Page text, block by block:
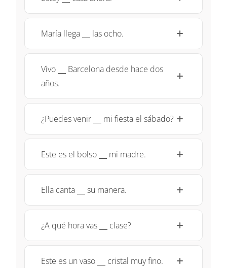
María llega \underline{~\;~}
las ocho.
Vivo \underline{~\;~}
Barcelona desde hace dos
años.
¿Puedes venir \underline{~\;~}
mi fiesta el sábado?
Este es el bolso \underline{~\;~}
mi madre.
Ella canta \underline{~\;~}
su manera.
¿A qué hora vas \underline{~\;~}
clase?
Este es un vaso \underline{~\;~}
cristal muy fino.